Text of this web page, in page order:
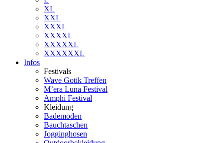
XL
XXL
XXXL
XXXXL
XXXXXL
XXXXXXL
Infos
Festivals
Wave Gotik Treffen
M’era Luna Festival
Amphi Festival
Kleidung
Bademoden
Bauchtaschen
Jogginghosen